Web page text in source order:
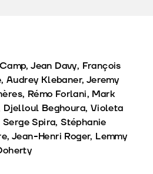
Jean Davy, François
Audrey Klebaner, Jeremy
Rémo Forlani, Mark
Djelloul Beghoura, Violeta
Spira, Stéphanie
Jean-Henri Roger, Lemmy